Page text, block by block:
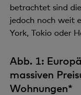
betrachtet sind
jedoch noch weit
York, Tokio oder
Abb. 1:
massiven
Wohnungen*